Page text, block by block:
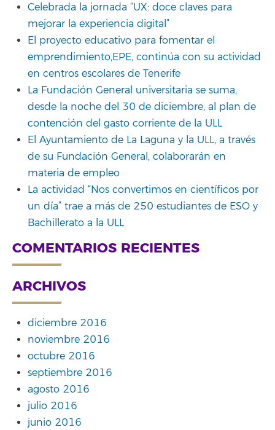
Celebrada la jornada “UX: doce claves para
mejorar la experiencia digital”
El proyecto educativo para fomentar el
emprendimiento,EPE, continúa con su actividad
en centros escolares de Tenerife
La Fundación General universitaria se suma,
desde la noche del 30 de diciembre, al plan de
contención del gasto corriente de la ULL
El Ayuntamiento de La Laguna y la ULL, a través
de su Fundación General, colaborarán en
materia de empleo
La actividad “Nos convertimos en científicos por
un día” trae a más de 250 estudiantes de ESO y
Bachillerato a la ULL
COMENTARIOS RECIENTES
ARCHIVOS
diciembre 2016
noviembre 2016
octubre 2016
septiembre 2016
agosto 2016
julio 2016
junio 2016